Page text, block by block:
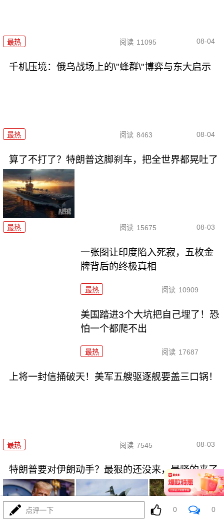
最热 阅读 11095 08-04
千机压境：俄乌战场上的\"蜂群\"博弈与东大启示
最热 阅读 8463 08-04
算了不打了？特朗普这脚刹车，把全世界都晃吐了
最热 阅读 15675 08-03
一张图让印度陷入死寂，五枚金
牌背后的终极真相
最热 阅读 10909
美国踏进3个大坑把自己埋了！恐
怕一个都爬不出
最热 阅读 17687
上将一封信捅破天！美军五艘驱逐舰要盖三口锅！
最热 阅读 7545 08-03
特朗普要对伊朗动手？最狠的还没来，最骚的来了
点评一下 0 0